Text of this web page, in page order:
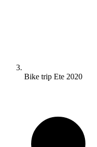
Bike trip Ete 2020